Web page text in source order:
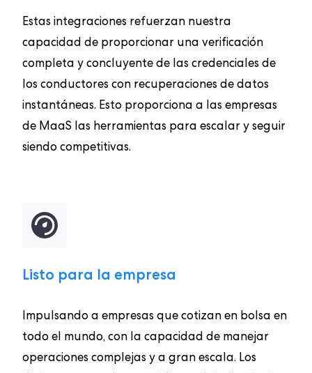
Estas integraciones refuerzan nuestra
capacidad de proporcionar una verificación
completa y concluyente de las credenciales de
los conductores con recuperaciones de datos
instantáneas. Esto proporciona a las empresas
de MaaS las herramientas para escalar y seguir
siendo competitivas.
Listo para la empresa
Impulsando a empresas que cotizan en bolsa en
todo el mundo, con la capacidad de manejar
operaciones complejas y a gran escala. Los